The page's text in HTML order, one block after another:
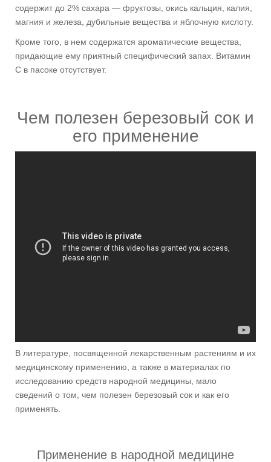
содержит до 2% сахара — фруктозы, окись кальция, калия,
магния и железа, дубильные вещества и яблочную кислоту.
Кроме того, в нем содержатся ароматические вещества,
придающие ему приятный специфический запах. Витамин
С в пасоке отсутствует.
Чем полезен березовый сок и
его применение
В литературе, посвященной лекарственным растениям и их
медицинскому применению, а также в материалах по
исследованию средств народной медицины, мало
сведений о том, чем полезен березовый сок и как его
применять.
Применение в народной медицине